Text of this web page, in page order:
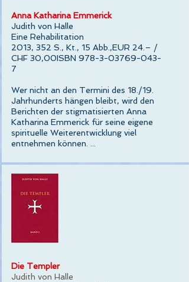
Anna Katharina Emmerick
Judith von Halle
Eine Rehabilitation
2013, 352 S., Kt., 15 Abb.,EUR 24.– /
CHF 30,00ISBN 978-3-03769-043-
7
Wer nicht an den Termini des 18./19.
Jahrhunderts hängen bleibt, wird den
Berichten der stigmatisierten Anna
Katharina Emmerick für seine eigene
spirituelle Weiterentwicklung viel
entnehmen können. ...
Die Templer
Judith von Halle